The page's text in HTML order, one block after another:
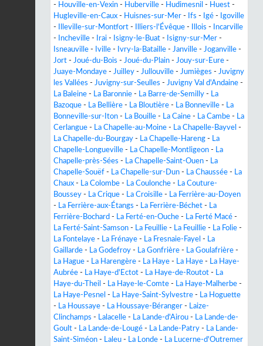
- Houville-en-Vexin - Huberville - Hudimesnil - Huest -
Hugleville-en-Caux - Huisnes-sur-Mer - Ifs - Igé -
Igoville
-
Illeville-sur-Montfort - Illiers-l'Évêque - Illois -
Incarville
-
Incheville - Irai - Isigny-le-Buat - Isigny-sur-Mer -
Isneauville - Iville - Ivry-la-Bataille - Janville - Joganville -
Jort - Joué-du-Bois - Joué-du-Plain - Jouy-sur-Eure -
Juaye-Mondaye - Juilley - Jullouville - Jumièges - Juvigny
les Vallées - Juvigny-sur-Seulles - Juvigny Val d'Andaine -
La Baleine - La Baronnie - La Barre-de-Semilly - La
Bazoque - La Bellière - La Bloutière - La Bonneville - La
Bonneville-sur-Iton - La Bouille - La Caine - La Cambe - La
Cerlangue - La Chapelle-au-Moine - La Chapelle-Bayvel -
La Chapelle-du-Bourgay - La Chapelle-Hareng - La
Chapelle-Longueville - La Chapelle-Montligeon - La
Chapelle-près-Sées - La Chapelle-Saint-Ouen - La
Chapelle-Souëf - La Chapelle-sur-Dun - La Chaussée - La
Chaux - La Colombe - La Coulonche - La Couture-
Boussey - La Crique - La Croisille - La Ferrière-au-Doyen
- La Ferrière-aux-Étangs - La Ferrière-Béchet - La
Ferrière-Bochard - La Ferté-en-Ouche - La Ferté Macé -
La Ferté-Saint-Samson - La Feuillie - La Feuillie - La Folie -
La Fontelaye - La Frénaye - La Fresnaie-Fayel - La
Gaillarde - La Godefroy - La Gonfrière - La Goulafrière -
La Hague - La Harengère - La Haye - La Haye - La Haye-
Aubrée - La Haye-d'Ectot - La Haye-de-Routot - La
Haye-du-Theil - La Haye-le-Comte - La Haye-Malherbe -
La Haye-Pesnel - La Haye-Saint-Sylvestre - La Hoguette
- La Houssaye - La Houssaye-Béranger - Laize-
Clinchamps - Lalacelle - La Lande-d'Airou - La Lande-de-
Goult - La Lande-de-Lougé - La Lande-Patry - La Lande-
Saint-Siméon - Laleu - La Londe - La Lucerne-d'Outremer